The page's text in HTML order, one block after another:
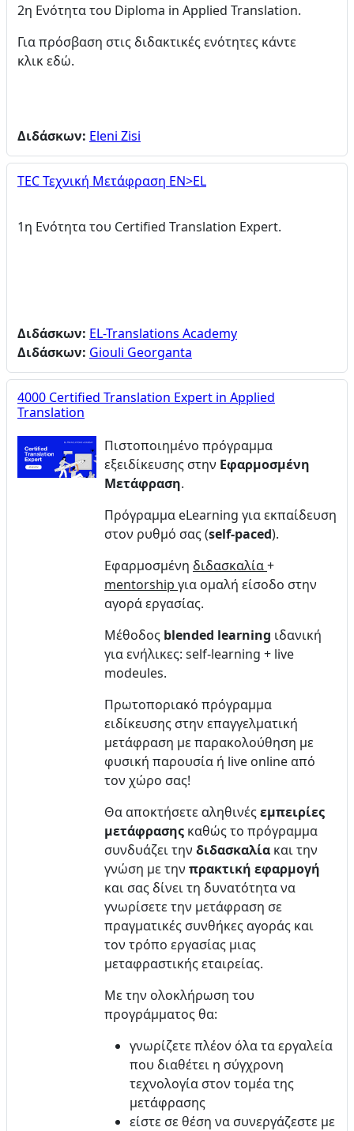
2η Ενότητα του Diploma in Applied Translation.
Για πρόσβαση στις διδακτικές ενότητες κάντε
κλικεδώ.
Διδάσκων: Eleni Zisi
TEC Τεχνική Μετάφραση EN>EL
1η Ενότητα του Certified Translation Expert.
Διδάσκων: EL-Translations Academy
Διδάσκων: Giouli Georganta
4000 Certified Translation Expert in Applied
Translation
Πιστοποιημένο πρόγραμμα
εξειδίκευσης στην Εφαρμοσμένη
Μετάφραση.
Πρόγραμμα eLearning για εκπαίδευση
στον ρυθμό σας (self-paced).
Εφαρμοσμένη διδασκαλία+
mentorship για ομαλή είσοδο στην
αγορά εργασίας.
Μέθοδος blended learning ιδανική
για ενήλικες: self-learning + live
modeules.
Πρωτοποριακό πρόγραμμα
ειδίκευσης στην επαγγελματική
μετάφραση με παρακολούθηση με
φυσική παρουσία ή live online από
τον χώρο σας!
Θα αποκτήσετε αληθινέςεμπειρίες
μετάφρασης καθώς το πρόγραμμα
συνδυάζει την διδασκαλία και την
γνώση με την πρακτική εφαρμογή
και σας δίνει τη δυνατότητα να
γνωρίσετε την μετάφραση σε
πραγματικές συνθήκες αγοράς και
τον τρόπο εργασίας μιας
μεταφραστικής εταιρείας.
Με την ολοκλήρωση του
προγράμματος θα:
γνωρίζετε πλέον όλα τα εργαλεία
που διαθέτει η σύγχρονη
τεχνολογία στον τομέα της
μετάφρασης
είστε σε θέση να συνεργάζεστε με